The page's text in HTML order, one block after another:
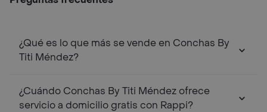
¿Qué es lo que más se vende en Conchas By
Titi Méndez?
¿Cuándo Conchas By Titi Méndez ofrece
servicio a domicilio gratis con Rappi?